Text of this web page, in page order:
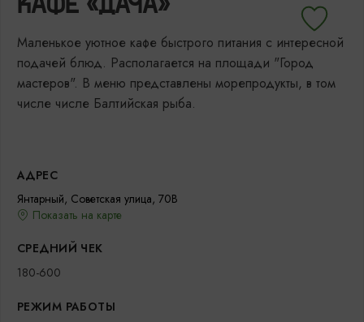
КАФЕ «ДАЧА»
Маленькое уютное кафе быстрого питания с интересной
подачей блюд. Располагается на площади "Город
мастеров". В меню представлены морепродукты, в том
числе числе Балтийская рыба.
АДРЕС
Янтарный, Советская улица, 70В
Показать на карте
СРЕДНИЙ ЧЕК
180-600
РЕЖИМ РАБОТЫ